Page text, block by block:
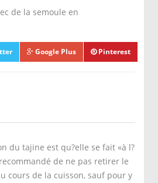
de la semoule en
Google Plus Pinterest
du tajine est qu?elle se fait «à l?
de ne pas retirer le
cours de la cuisson, sauf pour y